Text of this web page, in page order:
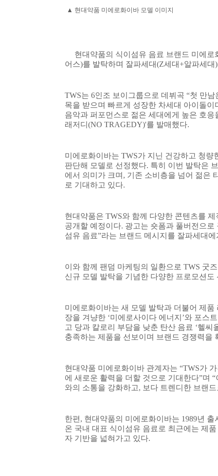
▲ 현대약품 미에로화이바 모델 이미지
현대약품의 식이섬유 음료 브랜드 미에로
어스)를 발탁하며 잘파세대(Z세대+알파세대
TWS는 6인조 보이그룹으로 데뷔곡 “첫 만남
목을 받으며 빠르게 성장한 차세대 아이돌이
음악과 퍼포먼스로 젊은 세대에게 높은 호응
래저디 (NO TRAGEDY)'를 발매했다.
미에로화이바는 TWS가 지닌 건강하고 청량
판단해 모델로 선정했다. 특히 이번 발탁은
에서 의미가 크며 , 기존 소비층을 넘어 젊은
로 기대하고 있다.
현대약품은 TWS와 함께 다양한 콘텐츠를
공개할 예정이다. 광고는 숏폼과 풀버전으로
섬유 음료”라는 브랜드 메시지를 잘파세대
이와 함께 팬덤 마케팅의 일환으로 TWS 굿
신규 모델 발탁을 기념한 다양한 프로모션도
미에로화이바는 새 모델 발탁과 더불어 제품
장을 겨냥한 ‘미에로사이다 에너지 ’와 포스
고 당과 칼로리 부담을 낮춘 탄산 음료 ‘헬씨
충족하는 제품을 선보이며 브랜드 경쟁력을
현대약품 미에로화이바 관계자는 “TWS가
에 새로운 활력을 더할 것으로 기대한다”며 “
와의 소통을 강화하고, 보다 트렌디한 브랜
한편 , 현대약품의 미에로화이바는 1989년 출
온 국내 대표 식이섬유 음료로 최근에는 제
자 기반을 넓혀가고 있다.